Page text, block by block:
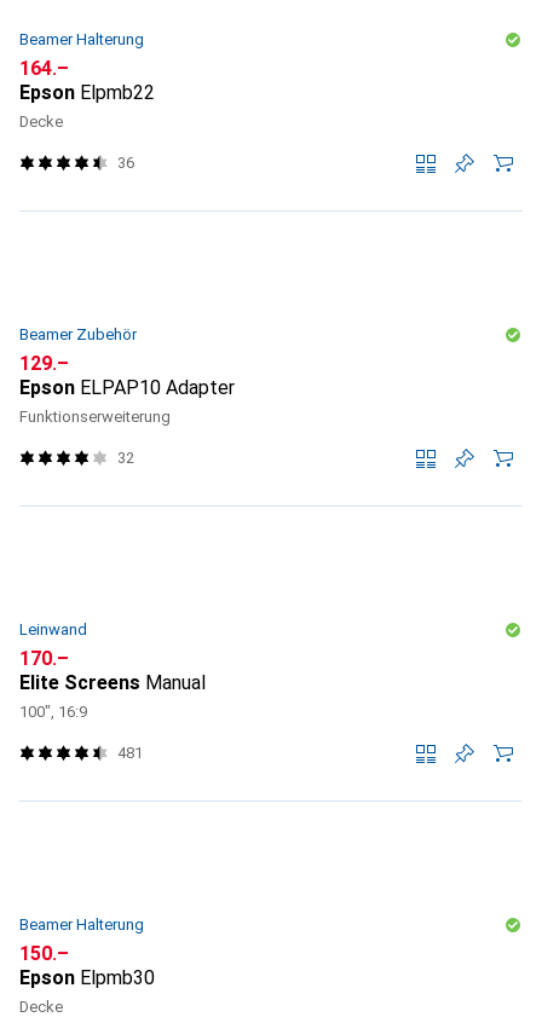
Beamer Halterung
CHF
164.–
Epson Elpmb22
Decke
36
Beamer Zubehör
CHF
129.–
Epson ELPAP10 Adapter
Funktionserweiterung
32
Leinwand
CHF
170.–
Elite Screens Manual
100", 16:9
481
Beamer Halterung
CHF
150.–
Epson Elpmb30
Decke